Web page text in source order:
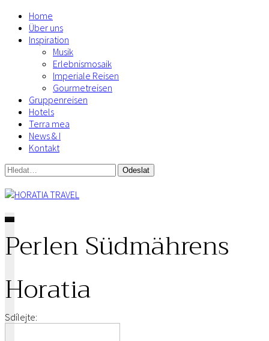
Home
Über uns
Inspiration
Musik
Erlebnismosaik
Imperiale Reisen
Gourmetreisen
Gruppenreisen
Hotels
Terra mea
News & I
Kontakt
Perlen Südmährens
Horatia
Sdílejte: